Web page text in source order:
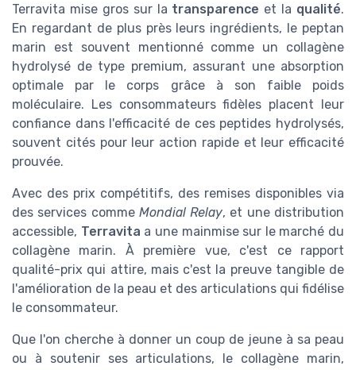
Terravita mise gros sur la transparence et la qualité.
En regardant de plus près leurs ingrédients, le peptan
marin est souvent mentionné comme un collagène
hydrolysé de type premium, assurant une absorption
optimale par le corps grâce à son faible poids
moléculaire. Les consommateurs fidèles placent leur
confiance dans l'efficacité de ces peptides hydrolysés,
souvent cités pour leur action rapide et leur efficacité
prouvée.
Avec des prix compétitifs, des remises disponibles via
des services comme Mondial Relay, et une distribution
accessible, Terravita a une mainmise sur le marché du
collagène marin. À première vue, c'est ce rapport
qualité-prix qui attire, mais c'est la preuve tangible de
l'amélioration de la peau et des articulations qui fidélise
le consommateur.
Que l'on cherche à donner un coup de jeune à sa peau
ou à soutenir ses articulations, le collagène marin,